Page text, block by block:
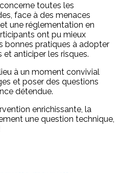
toutes les
face à des menaces
une réglementation en
ont pu mieux
bonnes pratiques à adopter
anticiper les risques.
à un moment convivial
et poser des questions
détendue.
enrichissante, la
une question technique,